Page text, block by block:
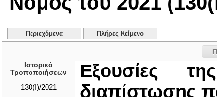
Περιεχόμενα Πλήρες Κείμενο
Ιστορικό
Τροποποιήσεων
130(I)/2021
Εξουσίες
διαπίστωσης